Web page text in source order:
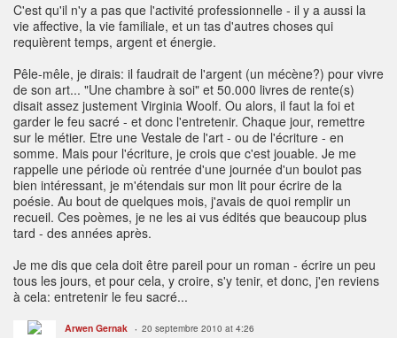
C'est qu'il n'y a pas que l'activité professionnelle - il y a aussi la
vie affective, la vie familiale, et un tas d'autres choses qui
requièrent temps, argent et énergie.
Pêle-mêle, je dirais: il faudrait de l'argent (un mécène?) pour vivre
de son art... "Une chambre à soi" et 50.000 livres de rente(s)
disait assez justement Virginia Woolf. Ou alors, il faut la foi et
garder le feu sacré - et donc l'entretenir. Chaque jour, remettre
sur le métier. Etre une Vestale de l'art - ou de l'écriture - en
somme. Mais pour l'écriture, je crois que c'est jouable. Je me
rappelle une période où rentrée d'une journée d'un boulot pas
bien intéressant, je m'étendais sur mon lit pour écrire de la
poésie. Au bout de quelques mois, j'avais de quoi remplir un
recueil. Ces poèmes, je ne les ai vus édités que beaucoup plus
tard - des années après.
Je me dis que cela doit être pareil pour un roman - écrire un peu
tous les jours, et pour cela, y croire, s'y tenir, et donc, j'en reviens
à cela: entretenir le feu sacré...
Arwen Gernak 20 septembre 2010 at 4:26